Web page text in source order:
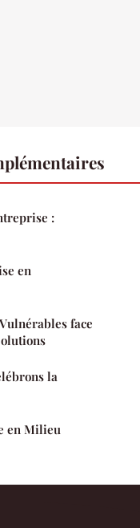
:
en
face
la
en Milieu